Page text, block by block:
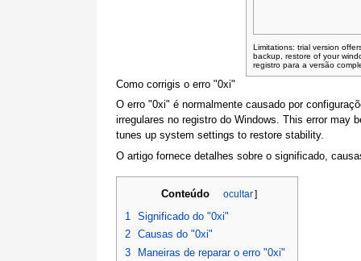
Como corrigis o erro "0xi"
O erro "0xi" é normalmente causado por
irregulares no registro do Windows. This error may
tunes up system settings to restore stability.
O artigo fornece detalhes sobre o significado,
Conteúdo ocultar]
1 Significado do "0xi"
2 Causas do "0xi"
3
Maneiras de reparar o erro "0xi"
Limitations: trial version
backup, restore of your
registro para a versão